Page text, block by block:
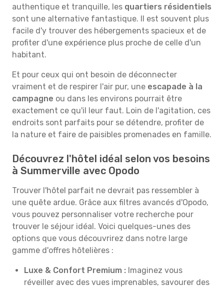
authentique et tranquille, les quartiers résidentiels
sont une alternative fantastique. Il est souvent plus
facile d'y trouver des hébergements spacieux et de
profiter d'une expérience plus proche de celle d'un
habitant.
Et pour ceux qui ont besoin de déconnecter
vraiment et de respirer l'air pur, une escapade à la
campagne ou dans les environs pourrait être
exactement ce qu'il leur faut. Loin de l'agitation, ces
endroits sont parfaits pour se détendre, profiter de
la nature et faire de paisibles promenades en famille.
Découvrez l'hôtel idéal selon vos besoins
à Summerville avec Opodo
Trouver l'hôtel parfait ne devrait pas ressembler à
une quête ardue. Grâce aux filtres avancés d'Opodo,
vous pouvez personnaliser votre recherche pour
trouver le séjour idéal. Voici quelques-unes des
options que vous découvrirez dans notre large
gamme d'offres hôtelières :
Luxe & Confort Premium : Imaginez vous
réveiller avec des vues imprenables, savourer des